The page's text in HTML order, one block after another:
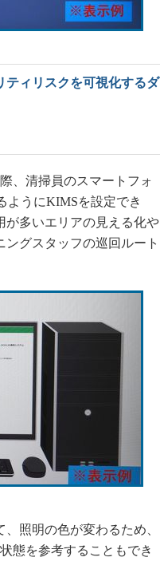
ティリスクを可視化するダ
、清掃員のスマートフォ
ようにKIMSを設定でき
が多いエリアの見える化や
グスタッフの巡回ルート
照明の色が変わるため、
態を参考することもでき